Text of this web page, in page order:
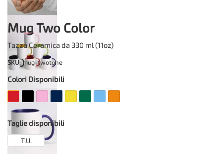
Mug Two Color
Tazza Ceramica da 330 ml (11oz)
SKU: mug-twotone
Colori Disponibili
Taglie disponibili
T.U.